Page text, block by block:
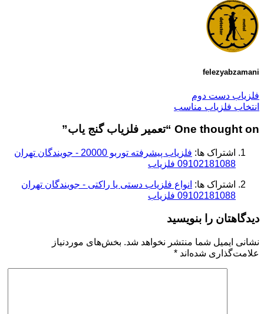
felezyabzamani
فلزیاب دست دوم
انتخاب فلزیاب مناسب
One thought on “ تعمیر فلزیاب گنج یاب”
اشتراک ها:
فلزیاب پیشرفته توربو 20000 - جویندگان تهران
09102181088 فلزیاب
اشتراک ها: انواع فلزیاب دستی یا راکتی - جویندگان تهران
09102181088 فلزیاب
دیدگاهتان را بنویسید
نشانی ایمیل شما منتشر نخواهد شد. بخش‌های موردنیاز
علامت‌گذاری شده‌اند *